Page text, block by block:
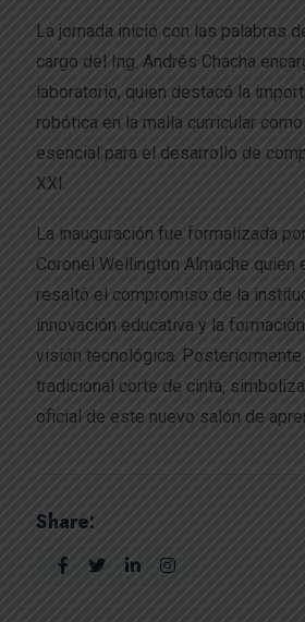
La jornada inició con las palabras
cargo del Ing. Andrés Chacha
laboratorio, quien destacó la
robótica en la malla curricular
esencial para el desarrollo de
XXI.
La inauguración fue formalizada
Coronel Wellington Almache quien
resaltó el compromiso de la
innovación educativa y la
visión tecnológica. Posteriormente
tradicional corte de cinta,
oficial de este nuevo salón de
Share: